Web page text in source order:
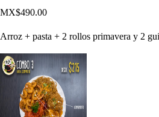
MX$490.00
Arroz + pasta + 2 rollos primavera y 2